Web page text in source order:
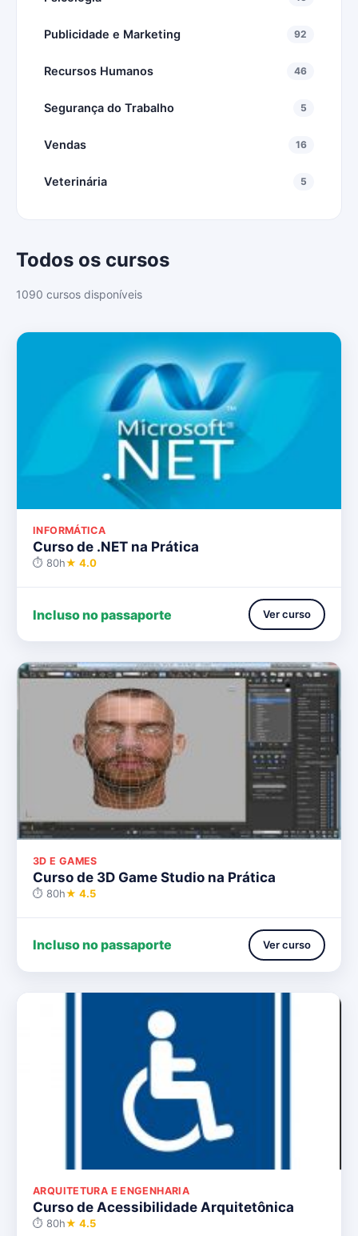
Publicidade e Marketing 92
Recursos Humanos 46
Segurança do Trabalho 5
Vendas 16
Veterinária 5
Todos os cursos
1090 cursos disponíveis
INFORMÁTICA
Curso de .NET na Prática
⏱ 80h★ 4.0
Incluso no passaporte Ver curso
3D E GAMES
Curso de 3D Game Studio na Prática
⏱ 80h★ 4.5
Incluso no passaporte Ver curso
ARQUITETURA E ENGENHARIA
Curso de Acessibilidade Arquitetônica
⏱ 80h★ 4.5